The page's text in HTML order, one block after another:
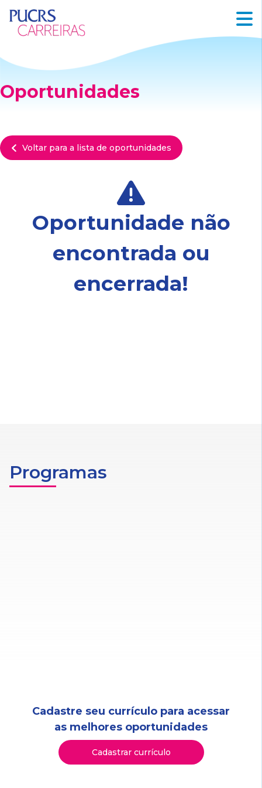
Oportunidades
Voltar para a lista de oportunidades
Oportunidade não
encontrada ou
encerrada!
Programas
Cadastre seu currículo para acessar
as melhores oportunidades
Cadastrar currículo